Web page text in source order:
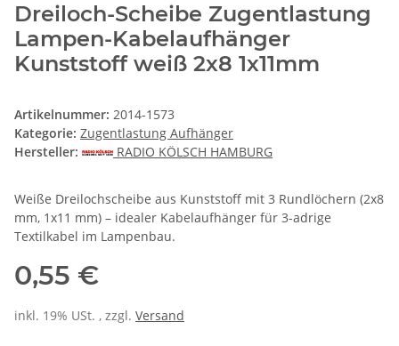
Dreiloch-Scheibe Zugentlastung
Lampen-Kabelaufhänger
Kunststoff weiß 2x8 1x11mm
Artikelnummer: 2014-1573
Kategorie: Zugentlastung Aufhänger
Hersteller:
RADIO KÖLSCH HAMBURG
Weiße Dreilochscheibe aus Kunststoff mit 3 Rundlöchern (2x8
mm, 1x11 mm) – idealer Kabelaufhänger für 3-adrige
Textilkabel im Lampenbau.
0,55 €
inkl. 19% USt. , zzgl. Versand